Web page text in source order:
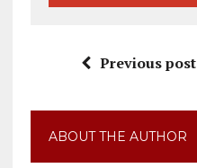
Previous post
ABOUT THE AUTHOR